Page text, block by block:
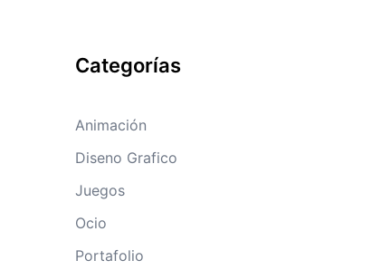
Categorías
Animación
Diseno Grafico
Juegos
Ocio
Portafolio